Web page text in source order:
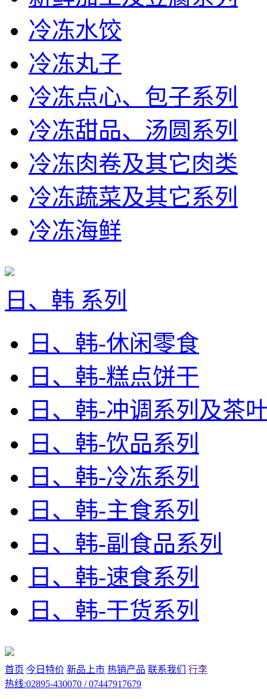
冷冻水饺
冷冻丸子
冷冻点心、包子系列
冷冻甜品、汤圆系列
冷冻肉卷及其它肉类
冷冻蔬菜及其它系列
冷冻海鲜
日、韩 系列
日、韩-休闲零食
日、韩-糕点饼干
日、韩-冲调系列及茶
日、韩-饮品系列
日、韩-冷冻系列
日、韩-主食系列
日、韩-副食品系列
日、韩-速食系列
日、韩-干货系列
首页 今日特价 新品上市 热销产品 联系我们
行李
热线:02895-430070 / 07447917679